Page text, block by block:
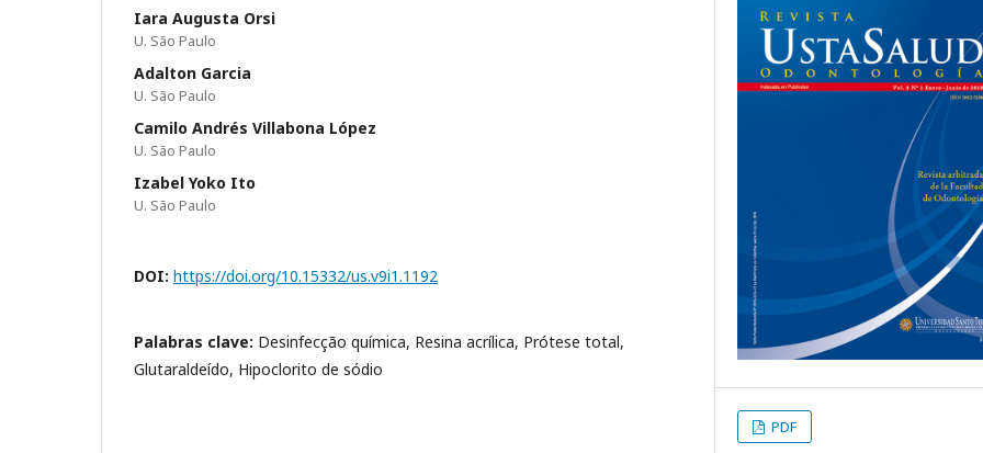
Iara Augusta Orsi
U. São Paulo
Adalton Garcia
U. São Paulo
Camilo Andrés Villabona López
U. São Paulo
Izabel Yoko Ito
U. São Paulo
DOI: https://doi.org/10.15332/us.v9i1.1192
Palabras clave: Desinfecção química, Resina acrílica, Prótese total,
Glutaraldeído, Hipoclorito de sódio
PDF